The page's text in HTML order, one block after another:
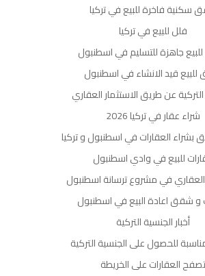
سكنية فاخرة للبيع في تركيا
فلل للبيع في تركيا
جاهزة للتسليم في اسطنبول
قيد الانشاء في اسطنبول
عن طريق الاستثمار العقاري
شراء عقار في تركيا 2026
بشراء العقارات في اسطنبول و تركيا
للبيع في وادي اسطنبول
العقاري في مشروع ترسانة اسطنبول
و شقق اعادة البيع في اسطنبول
أخبار الجنسية التركية
للحصول على الجنسية التركية
تصفح العقارات على الخريطة